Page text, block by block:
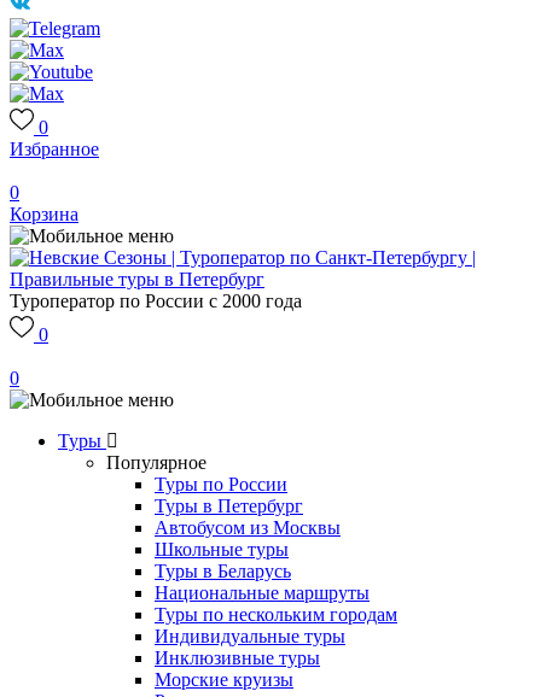
0
Избранное
0
Корзина
Туроператор по России с 2000 года
0
0
Туры
Популярное
Туры по России
Туры в Петербург
Автобусом из Москвы
Школьные туры
Туры в Беларусь
Национальные маршруты
Туры по нескольким городам
Индивидуальные туры
Инклюзивные туры
Морские круизы